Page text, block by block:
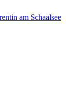
am Schaalsee